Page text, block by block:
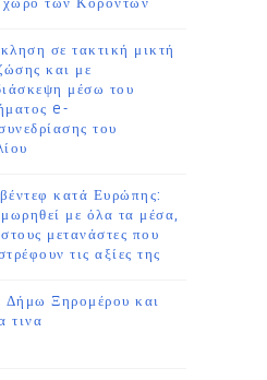
σε τακτική μικτή
και με
μέσω του
e-
του
κατά Ευρώπης:
με όλα τα μέσα,
μετανάστες που
τις αξίες της
Δήμω Ξηρομέρου και
τινα